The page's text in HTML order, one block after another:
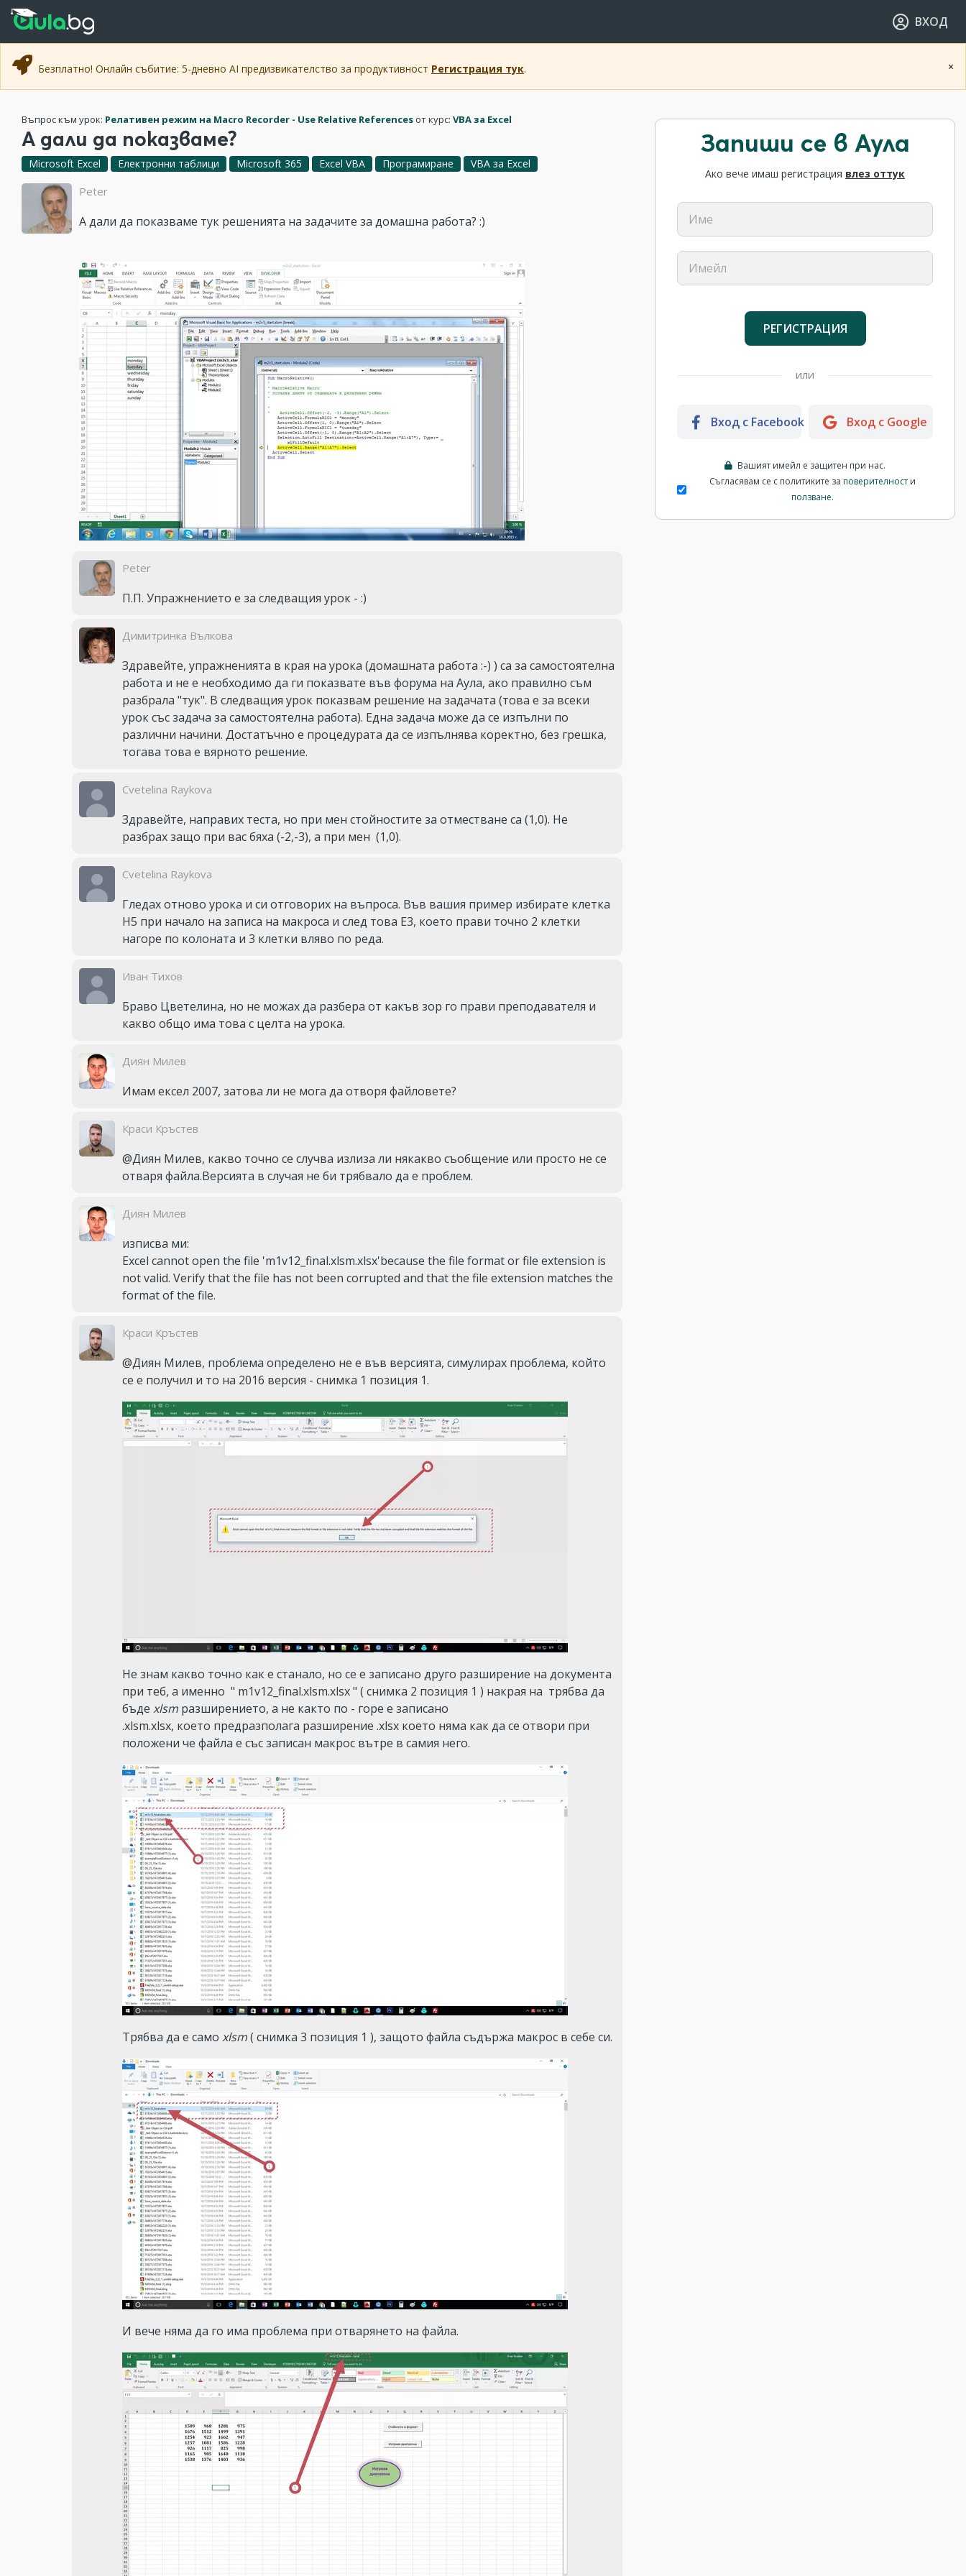
Прескочи към основното съдържание
Прескочи към навигацията
ВХОД
×
Безплатно! Онлайн събитие: 5-дневно AI предизвикателство за продуктивност Регистрация тук.
Въпрос към урок: Релативен режим на Macro Recorder - Use Relative References от курс: VBA за Excel
А дали да показваме?
Microsoft Excel Електронни таблици Microsoft 365 Excel VBA Програмиране VBA за Excel
Peter
А дали да показваме тук решенията на задачите за домашна работа? :)
Peter
П.П. Упражнението е за следващия урок - :)
Димитринка Вълкова
Здравейте, упражненията в края на урока (домашната работа :-) ) са за самостоятелна
работа и не е необходимо да ги показвате във форума на Аула, ако правилно съм
разбрала "тук". В следващия урок показвам решение на задачата (това е за всеки
урок със задача за самостоятелна работа). Една задача може да се изпълни по
различни начини. Достатъчно е процедурата да се изпълнява коректно, без грешка,
тогава това е вярното решение.
Cvetelina Raykova
Здравейте, направих теста, но при мен стойностите за отместване са (1,0). Не
разбрах защо при вас бяха (-2,-3), а при мен  (1,0).
Cvetelina Raykova
Гледах отново урока и си отговорих на въпроса. Във вашия пример избирате клетка
H5 при начало на записа на макроса и след това Е3, което прави точно 2 клетки
нагоре по колоната и 3 клетки вляво по реда.
Иван Тихов
Браво Цветелина, но не можах да разбера от какъв зор го прави преподавателя и
какво общо има това с целта на урока.
Диян Милев
Имам ексел 2007, затова ли не мога да отворя файловете?
Краси Кръстев
@Диян Милев, какво точно се случва излиза ли някакво съобщение или просто не се
отваря файла.Версията в случая не би трябвало да е проблем.
Диян Милев
изписва ми:
Excel cannot open the file 'm1v12_final.xlsm.xlsx'because the file format or file extension is
not valid. Verify that the file has not been corrupted and that the file extension matches the
format of the file.
Краси Кръстев
@Диян Милев, проблема определено не е във версията, симулирах проблема, който
се е получил и то на 2016 версия - снимка 1 позиция 1.
Не знам какво точно как е станало, но се е записано друго разширение на документа
при теб, а именно  " m1v12_final.xlsm.xlsx " ( снимка 2 позиция 1 ) накрая на  трябва да
бъде xlsm разширението, а не както по - горе е записано
.xlsm.xlsx, което предразполага разширение .xlsx което няма как да се отвори при
положени че файла е със записан макрос вътре в самия него.
Трябва да е само xlsm ( снимка 3 позиция 1 ), защото файла съдържа макрос в себе си.
И вече няма да го има проблема при отварянето на файла.
Запиши се в Аула
Ако вече имаш регистрация влез оттук
РЕГИСТРАЦИЯ
или
Вход с Facebook Вход с Google
Вашият имейл е защитен при нас.
Съгласявам се с политиките за поверителности
ползване.